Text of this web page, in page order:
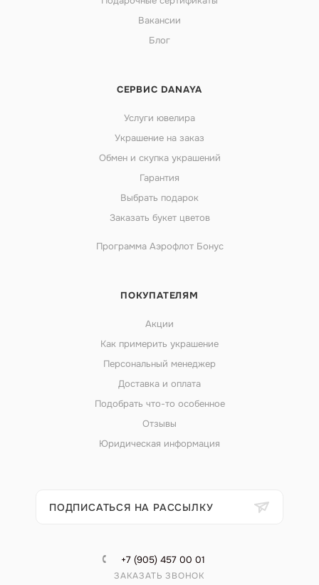
Вакансии
Блог
СЕРВИС DANAYA
Услуги ювелира
Украшение на заказ
Обмен и скупка украшений
Гарантия
Выбрать подарок
Заказать букет цветов
Программа Аэрофлот Бонус
ПОКУПАТЕЛЯМ
Акции
Как примерить украшение
Персональный менеджер
Доставка и оплата
Подобрать что-то особенное
Отзывы
Юридическая информация
ПОДПИСАТЬСЯ НА РАССЫЛКУ
+7 (905) 457 00 01
ЗАКАЗАТЬ ЗВОНОК